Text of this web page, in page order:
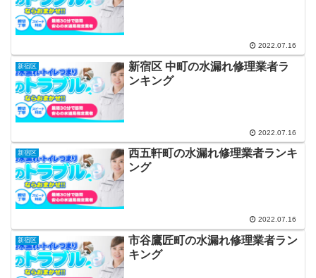
2022.07.16
新宿区
新宿区 中町の水漏れ修理業者ラ
ンキング
2022.07.16
新宿区
西五軒町の水漏れ修理業者ランキ
ング
2022.07.16
新宿区
市谷鷹匠町の水漏れ修理業者ラン
キング